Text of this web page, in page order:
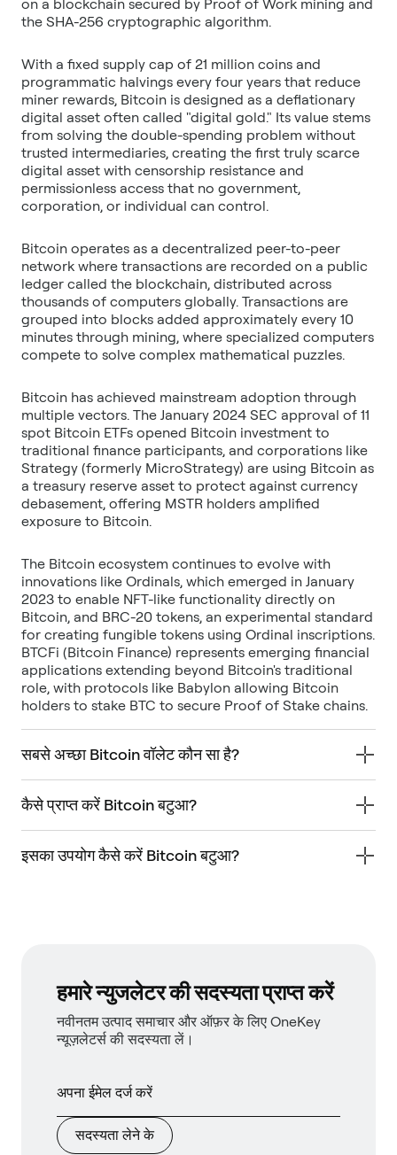
on a blockchain secured by Proof of Work mining and
With a fixed supply cap of 21 million coins and
programmatic halvings every four years that reduce
miner rewards, Bitcoin is designed as a deflationary
digital asset often called "digital gold." Its value stems
from solving the double-spending problem without
trusted intermediaries, creating the first truly scarce
digital asset with censorship resistance and
permissionless access that no government,
Bitcoin operates as a decentralized peer-to-peer
network where transactions are recorded on a public
ledger called the blockchain, distributed across
thousands of computers globally. Transactions are
grouped into blocks added approximately every 10
minutes through mining, where specialized computers
Bitcoin has achieved mainstream adoption through
multiple vectors. The January 2024 SEC approval of 11
spot Bitcoin ETFs opened Bitcoin investment to
traditional finance participants, and corporations like
Strategy (formerly MicroStrategy) are using Bitcoin as
a treasury reserve asset to protect against currency
debasement, offering MSTR holders amplified
The Bitcoin ecosystem continues to evolve with
innovations like Ordinals, which emerged in January
2023 to enable NFT-like functionality directly on
Bitcoin, and BRC-20 tokens, an experimental standard
for creating fungible tokens using Ordinal inscriptions.
BTCFi (Bitcoin Finance) represents emerging financial
applications extending beyond Bitcoin's traditional
role, with protocols like Babylon allowing Bitcoin
holders to stake BTC to secure Proof of Stake chains.
सबसे अच्छा Bitcoin वॉलेट कौन सा है?
कैसे प्राप्त करें Bitcoin बटुआ?
इसका उपयोग कैसे करें Bitcoin बटुआ?
हमारे न्युजलेटर की सदस्यता प्राप्त करें
नवीनतम उत्पाद समाचार और ऑफ़र के लिए OneKey
न्यूज़लेटर्स की सदस्यता लें।
सदस्यता लेने के